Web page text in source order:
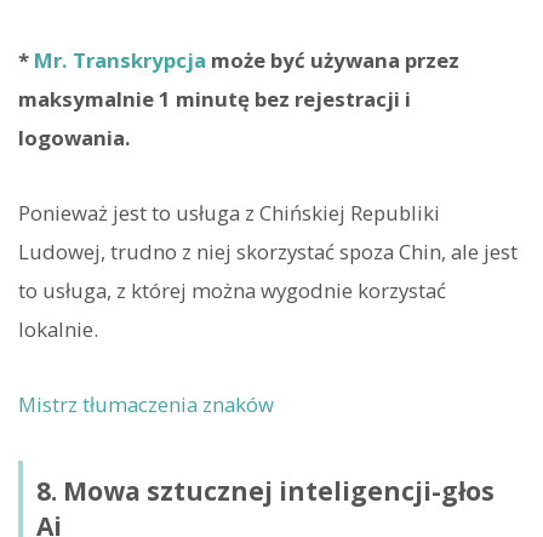
* Mr. Transkrypcja może być używana przez
maksymalnie 1 minutę bez rejestracji i
logowania.
Ponieważ jest to usługa z Chińskiej Republiki
Ludowej, trudno z niej skorzystać spoza Chin, ale jest
to usługa, z której można wygodnie korzystać
lokalnie.
Mistrz tłumaczenia znaków
8. Mowa sztucznej inteligencji-głos
Ai